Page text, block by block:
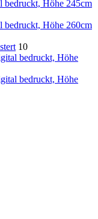
bedruckt, Höhe 245cm
bedruckt, Höhe 260cm
10
bedruckt, Höhe
bedruckt, Höhe